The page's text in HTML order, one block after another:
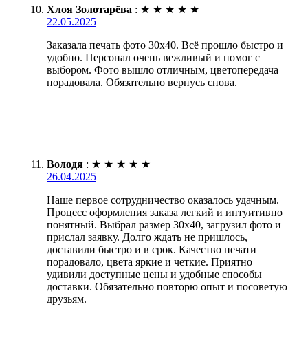
Хлоя Золотарёва : ★ ★ ★ ★ ★
22.05.2025
Заказала печать фото 30х40. Всё прошло быстро и
удобно. Персонал очень вежливый и помог с
выбором. Фото вышло отличным, цветопередача
порадовала. Обязательно вернусь снова.
Володя : ★ ★ ★ ★ ★
26.04.2025
Наше первое сотрудничество оказалось удачным.
Процесс оформления заказа легкий и интуитивно
понятный. Выбрал размер 30х40, загрузил фото и
прислал заявку. Долго ждать не пришлось,
доставили быстро и в срок. Качество печати
порадовало, цвета яркие и четкие. Приятно
удивили доступные цены и удобные способы
доставки. Обязательно повторю опыт и посоветую
друзьям.